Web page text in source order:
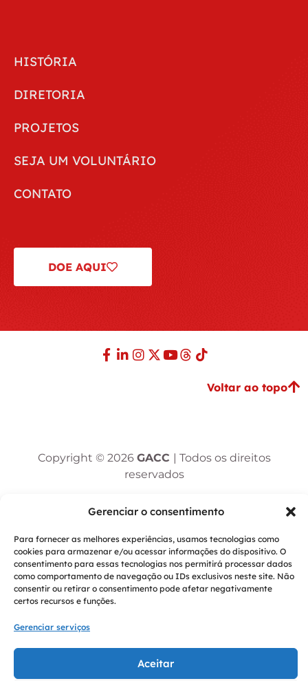
Gerenciar o consentimento
Para fornecer as melhores experiências, usamos tecnologias como
cookies para armazenar e/ou acessar informações do dispositivo. O
consentimento para essas tecnologias nos permitirá processar dados
como comportamento de navegação ou IDs exclusivos neste site. Não
consentir ou retirar o consentimento pode afetar negativamente
certos recursos e funções.
Gerenciar serviços
Aceitar
HISTÓRIA
DIRETORIA
PROJETOS
SEJA UM VOLUNTÁRIO
CONTATO
DOE AQUI
Voltar ao topo
Copyright © 2026 GACC | Todos os direitos
reservados
Desenvolvido por: DivWebsites
Design por:Arlécio Araújo - UI/UX Designer